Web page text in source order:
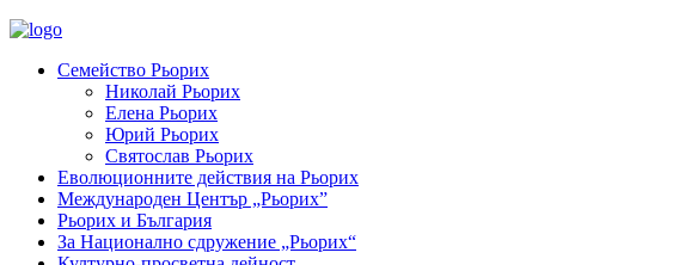
Семейство Рьорих
Николай Рьорих
Елена Рьорих
Юрий Рьорих
Святослав Рьорих
Еволюционните действия на Рьорих
Международен Център „Рьорих”
Рьорих и България
За Национално сдружение „Рьорих“